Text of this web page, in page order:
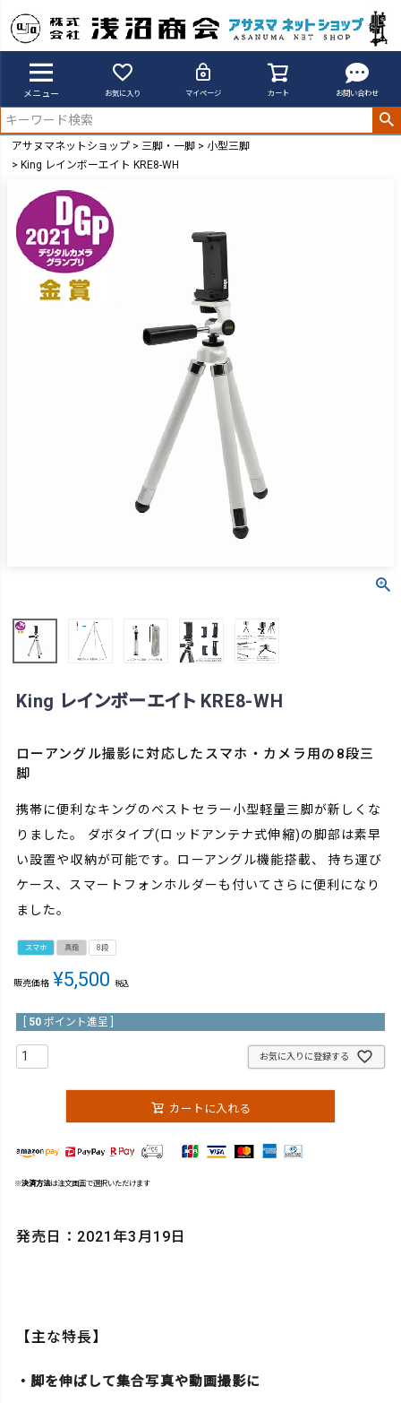
メニュー お気に入り マイページ カート お問い合わせ
アサヌマネットショップ 三脚・一脚
小型三脚
King レインボーエイト KRE8-WH
King レインボーエイト KRE8-WH
ローアングル撮影に対応したスマホ・カメラ用の8段三
脚
携帯に便利なキングのベストセラー小型軽量三脚が新しくな
りました。 ダボタイプ(ロッドアンテナ式伸縮)の脚部は素早
い設置や収納が可能です。ローアングル機能搭載、 持ち運び
ケース、スマートフォンホルダーも付いてさらに便利になり
ました。
スマホ 真鍮 8段
販売価格 ¥5,500 税込
50 ポイント進呈 ]
お気に入りに登録する
カートに入れる
※決済方法は注文画面で選択いただけます
発売日：2021年3月19日
【主な特長】
・脚を伸ばして集合写真や動画撮影に